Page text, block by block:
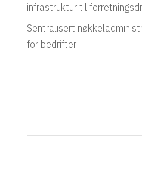
infrastruktur til
Sentralisert
for bedrifter